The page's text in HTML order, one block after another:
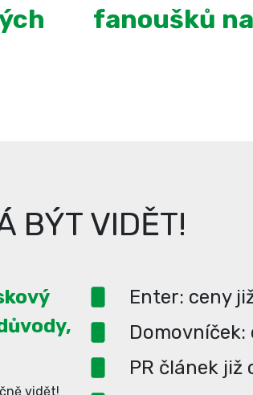
fanoušků
BÝT VIDĚT!
vidět!
Enter: ceny
Domovníček:
PR článek již